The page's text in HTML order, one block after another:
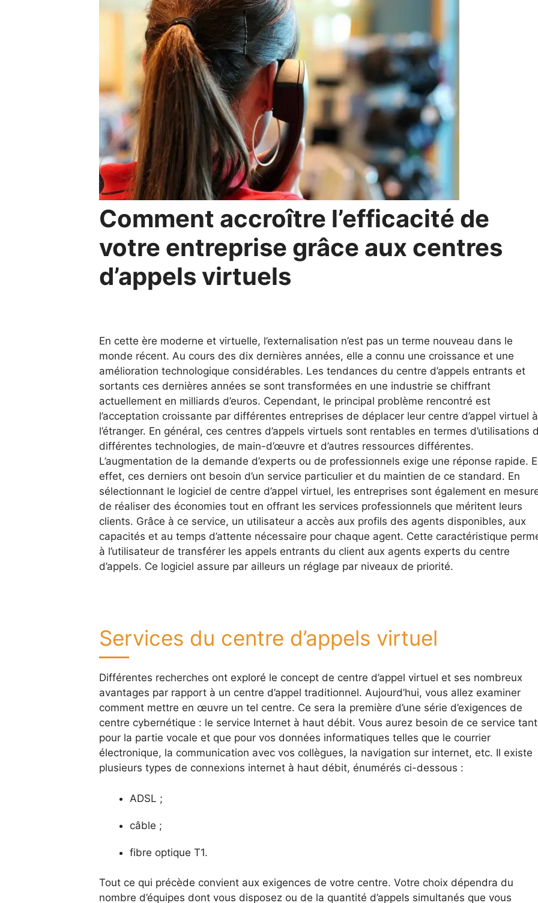
Comment accroître l’efficacité de
votre entreprise grâce aux centres
d’appels virtuels
En cette ère moderne et virtuelle, l’externalisation n’est pas un terme nouveau dans le
monde récent. Au cours des dix dernières années, elle a connu une croissance et une
amélioration technologique considérables. Les tendances du centre d’appels entrants et
sortants ces dernières années se sont transformées en une industrie se chiffrant
actuellement en milliards d’euros. Cependant, le principal problème rencontré est
l’acceptation croissante par différentes entreprises de déplacer leur centre d’appel virtuel à
l’étranger. En général, ces centres d’appels virtuels sont rentables en termes d’utilisations
différentes technologies, de main-d’œuvre et d’autres ressources différentes.
L’augmentation de la demande d’experts ou de professionnels exige une réponse rapide.
effet, ces derniers ont besoin d’un service particulier et du maintien de ce standard. En
sélectionnant le logiciel de centre d’appel virtuel, les entreprises sont également en
de réaliser des économies tout en offrant les services professionnels que méritent leurs
clients. Grâce à ce service, un utilisateur a accès aux profils des agents disponibles, aux
capacités et au temps d’attente nécessaire pour chaque agent. Cette caractéristique
à l’utilisateur de transférer les appels entrants du client aux agents experts du centre
d’appels. Ce logiciel assure par ailleurs un réglage par niveaux de priorité.
Services du centre d’appels virtuel
Différentes recherches ont exploré le concept de centre d’appel virtuel et ses nombreux
avantages par rapport à un centre d’appel traditionnel. Aujourd’hui, vous allez examiner
comment mettre en œuvre un tel centre. Ce sera la première d’une série d’exigences de
centre cybernétique : le service Internet à haut débit. Vous aurez besoin de ce service tant
pour la partie vocale et que pour vos données informatiques telles que le courrier
électronique, la communication avec vos collègues, la navigation sur internet, etc. Il existe
plusieurs types de connexions internet à haut débit, énumérés ci-dessous :
ADSL ;
câble ;
fibre optique T1.
Tout ce qui précède convient aux exigences de votre centre. Votre choix dépendra du
nombre d’équipes dont vous disposez ou de la quantité d’appels simultanés que vous